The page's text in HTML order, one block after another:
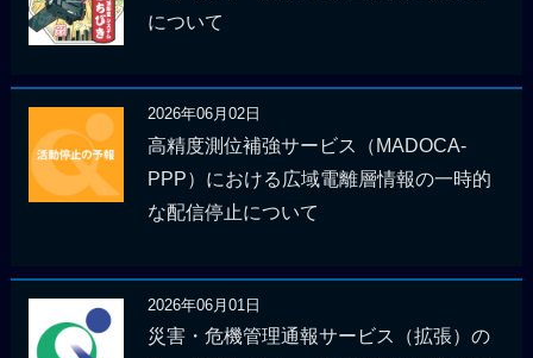
について
2026年06月02日
高精度測位補強サービス（MADOCA-
PPP）における広域電離層情報の一時的
な配信停止について
2026年06月01日
災害・危機管理通報サービス（拡張）の